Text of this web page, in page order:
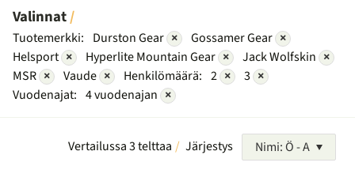
Valinnat
Tuotemerkki: Durston Gear × Gossamer Gear ×
Helsport × Hyperlite Mountain Gear × Jack Wolfskin ×
MSR × Vaude × Henkilömäärä: 2 × 3 ×
Vuodenajat: 4 vuodenajan ×
Vertailussa 3 telttaa Järjestys Nimi: Ö - A